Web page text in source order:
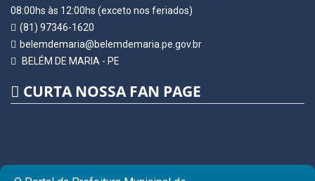
08:00hs às 12:00hs (exceto nos feriados)
(81) 97346-1620
belemdemaria@belemdemaria.pe.gov.br
BELÉM DE MARIA - PE
CURTA NOSSA FAN PAGE